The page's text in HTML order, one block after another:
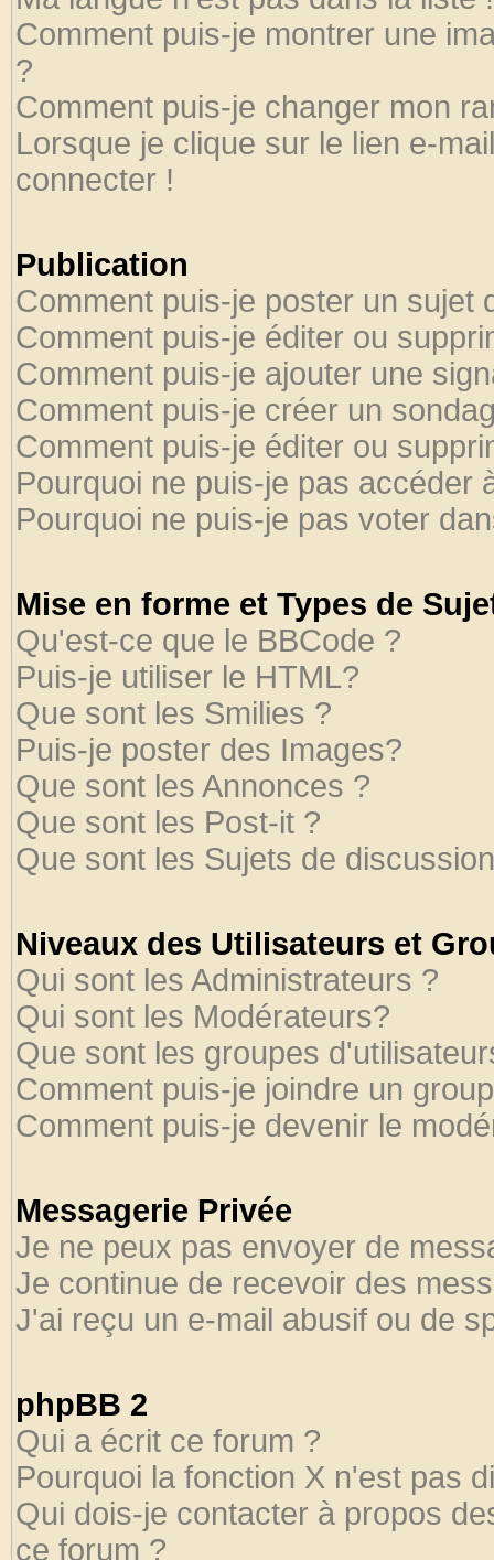
Comment puis-je montrer une
?
Comment puis-je changer mon
Lorsque je clique sur le lien e-
connecter !
Publication
Comment puis-je poster un sujet
Comment puis-je éditer ou
Comment puis-je ajouter une
Comment puis-je créer un
Comment puis-je éditer ou
Pourquoi ne puis-je pas accéder
Pourquoi ne puis-je pas voter
Mise en forme et Types de
Qu'est-ce que le BBCode ?
Puis-je utiliser le HTML?
Que sont les Smilies ?
Puis-je poster des Images?
Que sont les Annonces ?
Que sont les Post-it ?
Que sont les Sujets de
Niveaux des Utilisateurs et
Qui sont les Administrateurs ?
Qui sont les Modérateurs?
Que sont les groupes
Comment puis-je joindre un
Comment puis-je devenir le
Messagerie Privée
Je ne peux pas envoyer de
Je continue de recevoir des
J'ai reçu un e-mail abusif ou de
phpBB 2
Qui a écrit ce forum ?
Pourquoi la fonction X n'est pas
Qui dois-je contacter à propos
ce forum ?